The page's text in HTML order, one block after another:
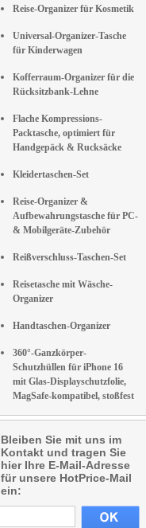
Reise-Organizer für Kosmetik
Universal-Organizer-Tasche
für Kinderwagen
Kofferraum-Organizer für die
Rücksitzbank-Lehne
Flache Kompressions-
Packtasche, optimiert für
Handgepäck & Rucksäcke
Kleidertaschen-Set
Reise-Organizer &
Aufbewahrungstasche für PC-
& Mobilgeräte-Zubehör
Reißverschluss-Taschen-Set
Reisetasche mit Wäsche-
Organizer
Handtaschen-Organizer
360°-Ganzkörper-
Schutzhüllen für iPhone 16
mit Glas-Displayschutzfolie,
MagSafe-kompatibel, stoßfest
Bleiben Sie mit uns im
Kontakt und tragen Sie
hier Ihre E-Mail-Adresse
für unsere HotPrice-Mail
ein: